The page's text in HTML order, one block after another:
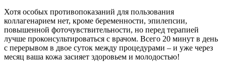
Хотя особых противопоказаний для пользования
коллагенарием нет, кроме беременности, эпилепсии,
повышенной фоточувствительности, но перед терапией
лучше проконсультироваться с врачом. Всего 20 минут в день
с перерывом в двое суток между процедурами – и уже через
месяц ваша кожа засияет здоровьем и молодостью!